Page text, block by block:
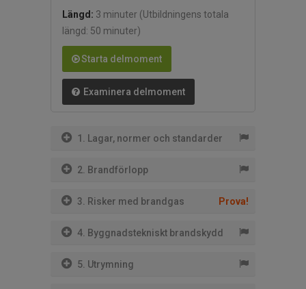
Längd: 3 minuter (Utbildningens totala
längd: 50 minuter)
Starta delmoment
Examinera delmoment
1. Lagar, normer och standarder
2. Brandförlopp
3. Risker med brandgas Prova!
4. Byggnadstekniskt brandskydd
5. Utrymning